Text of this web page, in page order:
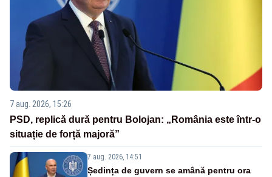
7 aug. 2026, 15:26
PSD, replică dură pentru Bolojan: „România este într-o
situație de forță majoră”
7 aug. 2026, 14:51
Ședința de guvern se amână pentru ora